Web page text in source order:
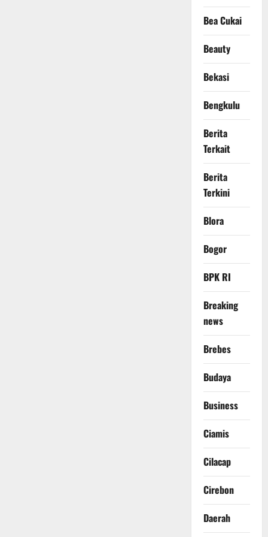
Bea Cukai
Beauty
Bekasi
Bengkulu
Berita
Terkait
Berita
Terkini
Blora
Bogor
BPK RI
Breaking
news
Brebes
Budaya
Business
Ciamis
Cilacap
Cirebon
Daerah